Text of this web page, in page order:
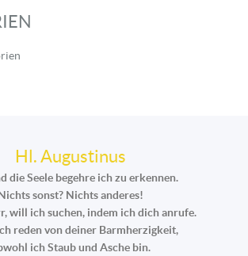
Hl. Augustinus
die Seele begehre ich zu erkennen.
sonst? Nichts anderes!
will ich suchen, indem ich dich anrufe.
reden von deiner Barmherzigkeit,
ich Staub und Asche bin.